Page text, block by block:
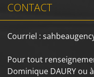
CONTACT
Courriel :
Pour tout
Dominique DAURY ou